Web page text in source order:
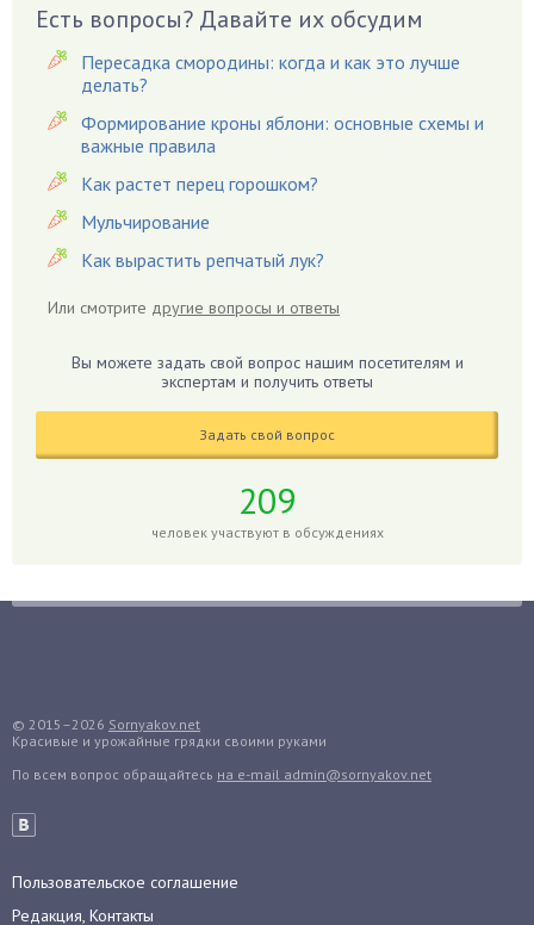
Вешенки
Виноград
Вредители
Гардения
Гацания
Гвоздики
Георгины
Гиацинт
Гладиолусы
Гранат
Грядки
Гуава
Декабрист
Дельфиниум
Есть вопросы? Давайте их обсудим
Пересадка смородины: когда и как это лучше
делать?
Формирование кроны яблони: основные схемы и
важные правила
Как растет перец горошком?
Мульчирование
Как вырастить репчатый лук?
Или смотрите другие вопросы и ответы
Вы можете задать свой вопрос нашим посетителям и
экспертам и получить ответы
Задать свой вопрос
209
человек участвуют в обсуждениях
© 2015–2026 Sornyakov.net
Красивые и урожайные грядки своими руками
По всем вопрос обращайтесь на e-mail admin@sornyakov.net
Пользовательское соглашение
Редакция, Контакты